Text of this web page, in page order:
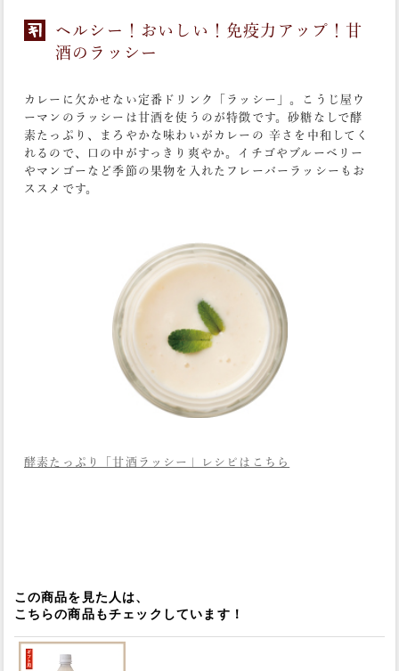
ヘルシー！おいしい！免疫力アップ！甘
酒のラッシー
カレーに欠かせない定番ドリンク「ラッシー」。こうじ屋ウ
ーマンのラッシーは甘酒を使うのが特徴です。砂糖なしで酵
素たっぷり、まろやかな味わいがカレーの 辛さを中和してく
れるので、口の中がすっきり爽やか。イチゴやブルーベリー
やマンゴーなど季節の果物を入れたフレーバーラッシーもお
ススメです。
酵素たっぷり「甘酒ラッシー」レシピはこちら
この商品を見た人は、
こちらの商品もチェックしています！